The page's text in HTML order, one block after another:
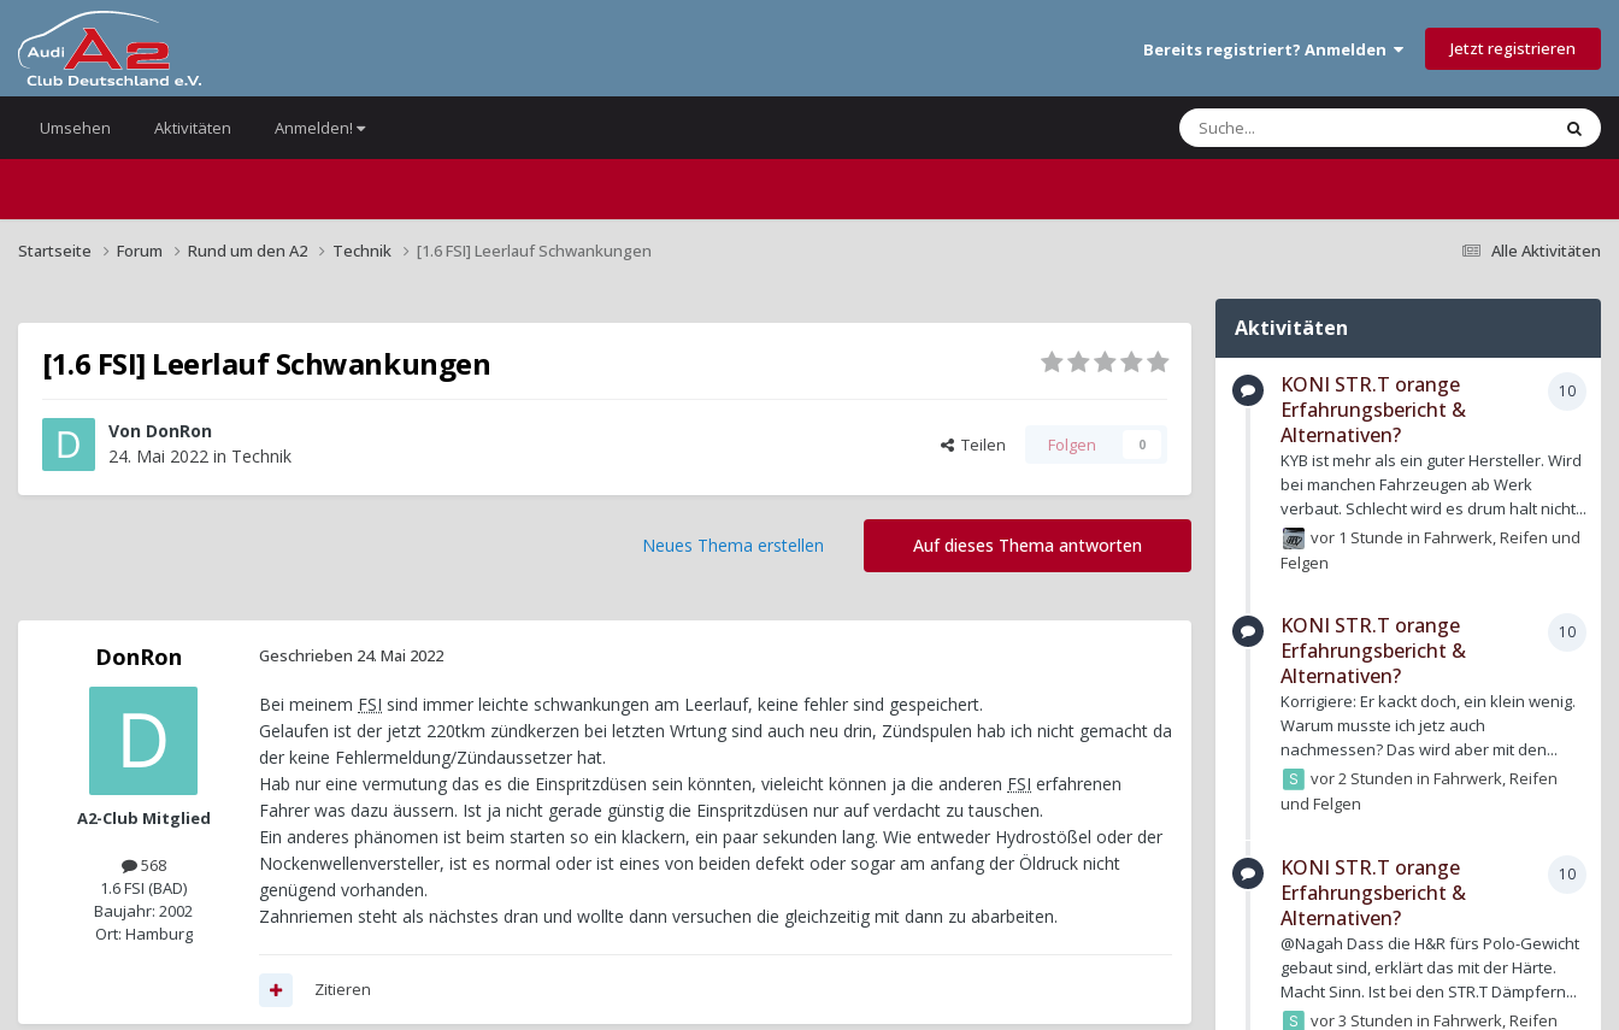
Bereits registriert? Anmelden Jetzt registrieren
Umsehen Aktivitäten Anmelden!
Alle Aktivitäten
Startseite Forum Rund um den A2 Technik [1.6 FSI] Leerlauf Schwankungen
[1.6 FSI] Leerlauf Schwankungen
Von DonRon
24. Mai 2022 in Technik Teilen Folgen 0
Auf dieses Thema antworten
Neues Thema erstellen
DonRon
A2-Club Mitglied
568
1.6 FSI (BAD)
Baujahr: 2002
Ort: Hamburg
Geschrieben 24. Mai 2022
Bei meinem FSI sind immer leichte schwankungen am Leerlauf, keine fehler sind gespeichert.
Gelaufen ist der jetzt 220tkm zündkerzen bei letzten Wrtung sind auch neu drin, Zündspulen hab ich nicht gemacht da
der keine Fehlermeldung/Zündaussetzer hat.
Hab nur eine vermutung das es die Einspritzdüsen sein könnten, vieleicht können ja die anderen FSI erfahrenen
Fahrer was dazu äussern. Ist ja nicht gerade günstig die Einspritzdüsen nur auf verdacht zu tauschen.
Ein anderes phänomen ist beim starten so ein klackern, ein paar sekunden lang. Wie entweder Hydrostößel oder der
Nockenwellenversteller, ist es normal oder ist eines von beiden defekt oder sogar am anfang der Öldruck nicht
genügend vorhanden.
Zahnriemen steht als nächstes dran und wollte dann versuchen die gleichzeitig mit dann zu abarbeiten.
Zitieren
Aktivitäten
10
KONI STR.T orange
Erfahrungsbericht &
Alternativen?
KYB ist mehr als ein guter Hersteller. Wird
bei manchen Fahrzeugen ab Werk
verbaut. Schlecht wird es drum halt nicht...
vor 1 Stunde inFahrwerk, Reifen und
Felgen
10
KONI STR.T orange
Erfahrungsbericht &
Alternativen?
Korrigiere: Er kackt doch, ein klein wenig.
Warum musste ich jetz auch
nachmessen? Das wird aber mit den...
vor 2 Stunden inFahrwerk, Reifen
und Felgen
10
KONI STR.T orange
Erfahrungsbericht &
Alternativen?
@Nagah Dass die H&R fürs Polo-Gewicht
gebaut sind, erklärt das mit der Härte.
Macht Sinn. Ist bei den STR.T Dämpfern...
vor 3 Stunden inFahrwerk, Reifen